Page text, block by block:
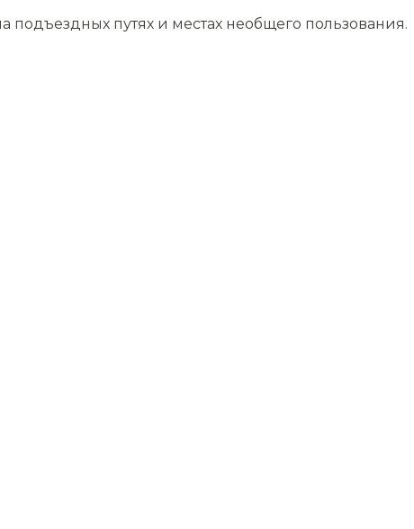
путях и местах необщего пользования.